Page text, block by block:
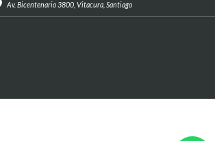
Av. Bicentenario 3800, Vitacura, Santiago